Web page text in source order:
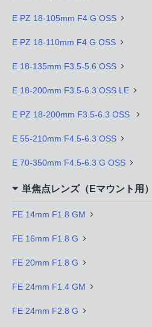
E PZ 18-105mm F4 G OSS
E PZ 18-110mm F4 G OSS
E 18-135mm F3.5-5.6 OSS
E 18-200mm F3.5-6.3 OSS LE
E PZ 18-200mm F3.5-6.3 OSS
E 55-210mm F4.5-6.3 OSS
E 70-350mm F4.5-6.3 G OSS
単焦点レンズ（Eマウント用）
FE 14mm F1.8 GM
FE 16mm F1.8 G
FE 20mm F1.8 G
FE 24mm F1.4 GM
FE 24mm F2.8 G